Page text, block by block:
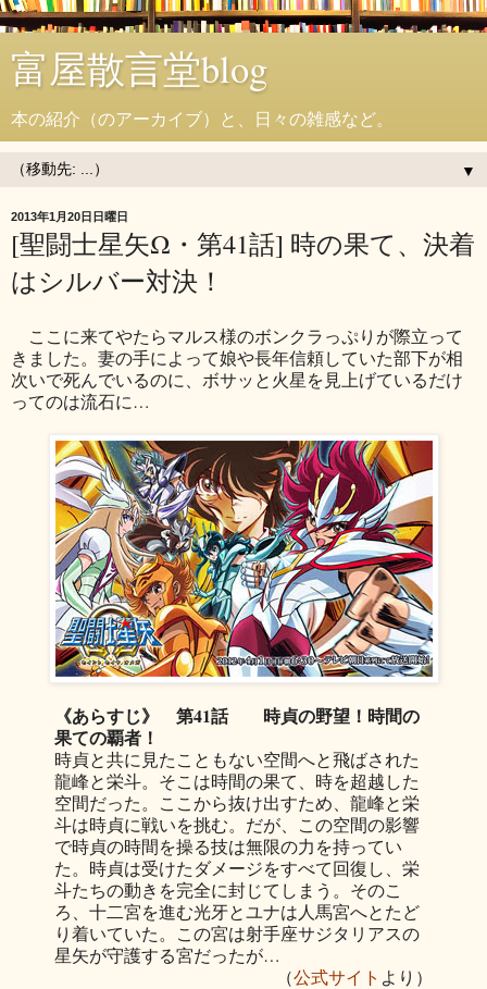
富屋散言堂blog
本の紹介（のアーカイブ）と、日々の雑感など。
▼
2013年1月20日日曜日
[聖闘士星矢Ω・第41話] 時の果て、決着
はシルバー対決！
ここに来てやたらマルス様のボンクラっぷりが際立って
きました。妻の手によって娘や長年信頼していた部下が相
次いで死んでいるのに、ボサッと火星を見上げているだけ
ってのは流石に…
《あらすじ》 第41話 時貞の野望！時間の
果ての覇者！
時貞と共に見たこともない空間へと飛ばされた
龍峰と栄斗。そこは時間の果て、時を超越した
空間だった。ここから抜け出すため、龍峰と栄
斗は時貞に戦いを挑む。だが、この空間の影響
で時貞の時間を操る技は無限の力を持ってい
た。時貞は受けたダメージをすべて回復し、栄
斗たちの動きを完全に封じてしまう。そのこ
ろ、十二宮を進む光牙とユナは人馬宮へとたど
り着いていた。この宮は射手座サジタリアスの
星矢が守護する宮だったが…
（公式サイト より）